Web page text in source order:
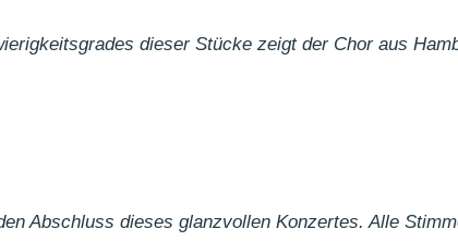
dieser Stücke zeigt der Chor aus
Abschluss dieses glanzvollen Konzertes. Alle